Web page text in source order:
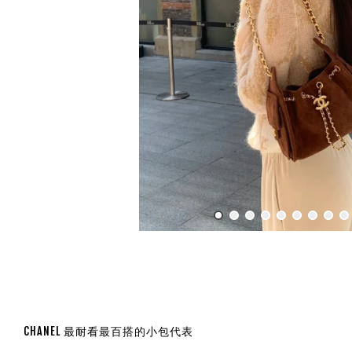
CHANEL 最耐看最百搭的小包代表